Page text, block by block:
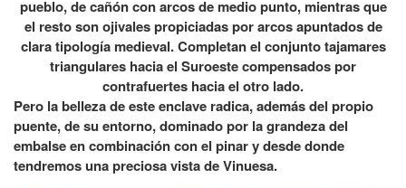
pueblo, de cañón con arcos de medio punto, mientras que
el resto son ojivales propiciadas por arcos apuntados de
clara tipología medieval. Completan el conjunto tajamares
triangulares hacia el Suroeste compensados por
contrafuertes hacia el otro lado.
Pero la belleza de este enclave radica, además del propio
puente, de su entorno, dominado por la grandeza del
embalse en combinación con el pinar y desde donde
tendremos una preciosa vista de Vinuesa.